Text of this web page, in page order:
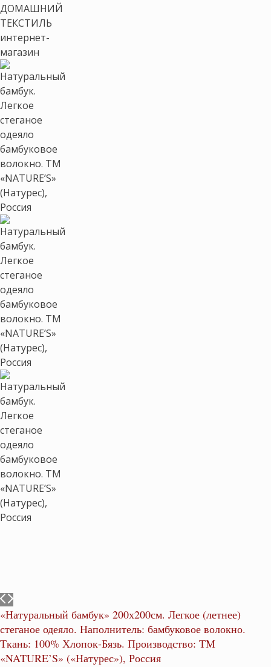
«Натуральный бамбук» 200х200см. Легкое (летнее)
стеганое одеяло. Наполнитель: бамбуковое волокно.
Ткань: 100% Хлопок-Бязь. Производство: ТМ
«NATURE’S» («Натурес»), Россия